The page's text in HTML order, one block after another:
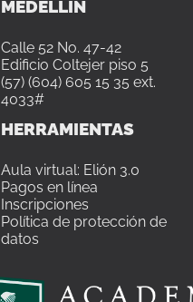
MEDELLÍN
Calle 52 No. 47-42
Edificio Coltejer piso 5
(57) (604) 605 15 35 ext.
4033#
HERRAMIENTAS
Aula virtual: Elión 3.0
Pagos en línea
Inscripciones
Política de protección de
datos